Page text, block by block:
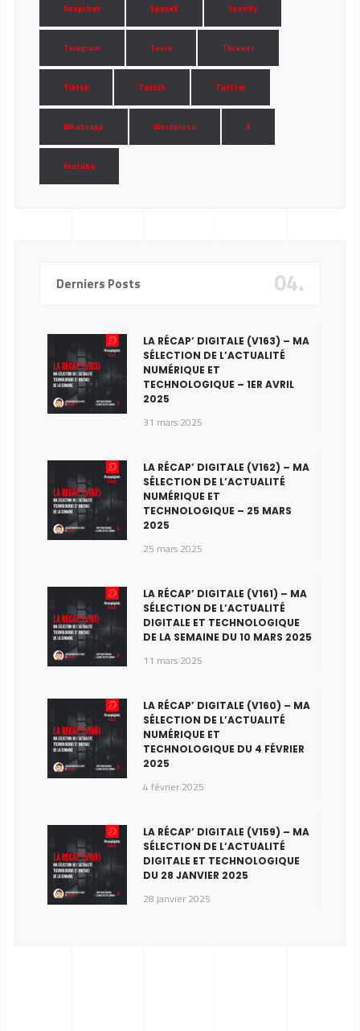
Snapchat SpaceX Spotify
Telegram Tesla Threads
Tiktok Twitch Twitter
Whatsapp Wordpress X
Youtube
Derniers Posts 04.
LA RÉCAP’ DIGITALE (V163) – MA
SÉLECTION DE L’ACTUALITÉ
NUMÉRIQUE ET
TECHNOLOGIQUE – 1ER AVRIL
2025
31 mars 2025
LA RÉCAP’ DIGITALE (V162) – MA
SÉLECTION DE L’ACTUALITÉ
NUMÉRIQUE ET
TECHNOLOGIQUE – 25 MARS
2025
25 mars 2025
LA RÉCAP’ DIGITALE (V161) – MA
SÉLECTION DE L’ACTUALITÉ
DIGITALE ET TECHNOLOGIQUE
DE LA SEMAINE DU 10 MARS 2025
11 mars 2025
LA RÉCAP’ DIGITALE (V160) – MA
SÉLECTION DE L’ACTUALITÉ
NUMÉRIQUE ET
TECHNOLOGIQUE DU 4 FÉVRIER
2025
4 février 2025
LA RÉCAP’ DIGITALE (V159) – MA
SÉLECTION DE L’ACTUALITÉ
DIGITALE ET TECHNOLOGIQUE
DU 28 JANVIER 2025
28 janvier 2025